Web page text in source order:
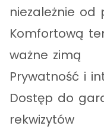
niezależnie
Komfortową
ważne zimą
Prywatność i
Dostęp do
rekwizytów